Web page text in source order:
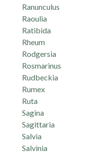
Ranunculus
Raoulia
Ratibida
Rheum
Rodgersia
Rosmarinus
Rudbeckia
Rumex
Ruta
Sagina
Sagittaria
Salvia
Salvinia